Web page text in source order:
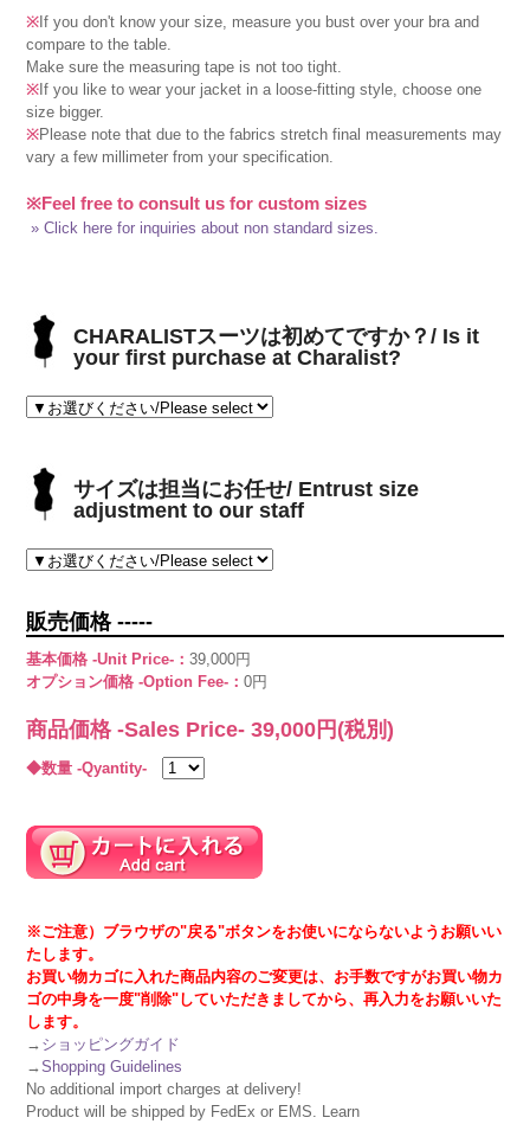
※ If you don't know your size, measure you bust over your bra and
compare to the table.
Make sure the measuring tape is not too tight.
※ If you like to wear your jacket in a loose-fitting style, choose one
size bigger.
※Please note that due to the fabrics stretch final measurements may
vary a few millimeter from your specification.
※Feel free to consult us for custom sizes
» Click here for inquiries about non standard sizes.
CHARALISTスーツは初めてですか？/ Is it
your first purchase at Charalist?
サイズは担当にお任せ/ Entrust size
adjustment to our staff
販売価格 -----
基本価格 -Unit Price-：39,000円
オプション価格 -Option Fee-：0円
商品価格 -Sales Price-39,000 円(税別)
◆数量 -Qyantity-
※ご注意）ブラウザの"戻る"ボタンをお使いにならないようお願いい
たします。
お買い物カゴに入れた商品内容のご変更は、お手数ですがお買い物カ
ゴの中身を一度"削除"していただきましてから、再入力をお願いいた
します。
→ ショッピングガイド
→Shopping Guidelines
No additional import charges at delivery!
Product will be shipped by FedEx or EMS. Learn